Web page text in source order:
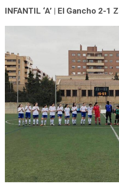
INFANTIL ‘A’ | El Gancho 2-